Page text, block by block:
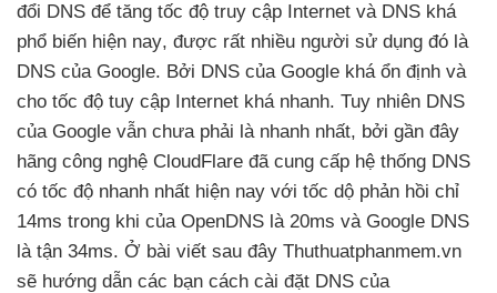
đổi DNS để tăng tốc độ truy cập Internet và DNS khá
phổ biến hiện nay, được rất nhiều người sử dụng đó là
DNS của Google. Bởi DNS của Google khá ổn định và
cho tốc độ tuy cập Internet khá nhanh. Tuy nhiên DNS
của Google vẫn chưa phải là nhanh nhất, bởi gần đây
hãng công nghệ CloudFlare đã cung cấp hệ thống DNS
có tốc độ nhanh nhất hiện nay với tốc dộ phản hồi chỉ
14ms trong khi của OpenDNS là 20ms và Google DNS
là tận 34ms. Ở bài viết sau đây Thuthuatphanmem.vn
sẽ hướng dẫn các bạn cách cài đặt DNS của